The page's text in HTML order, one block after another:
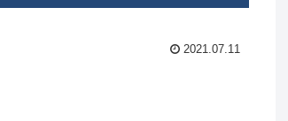
2021.07.11